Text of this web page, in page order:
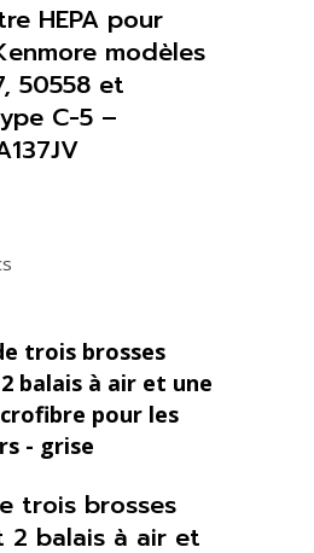
HEPA pour
modèles
50558 et
C-5 –
trois brosses
2 balais à air et